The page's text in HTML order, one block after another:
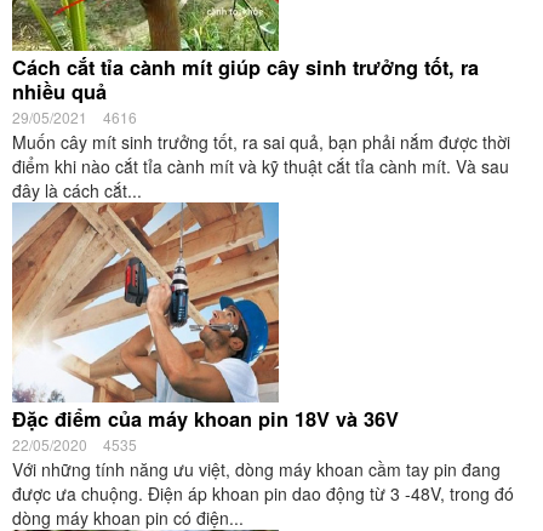
Cách cắt tỉa cành mít giúp cây sinh trưởng tốt, ra
nhiều quả
29/05/2021 4616
Muốn cây mít sinh trưởng tốt, ra sai quả, bạn phải nắm được thời
điểm khi nào cắt tỉa cành mít và kỹ thuật cắt tỉa cành mít. Và sau
đây là cách cắt...
Đặc điểm của máy khoan pin 18V và 36V
22/05/2020 4535
Với những tính năng ưu việt, dòng máy khoan cầm tay pin đang
được ưa chuộng. Điện áp khoan pin dao động từ 3 -48V, trong đó
dòng máy khoan pin có điện...